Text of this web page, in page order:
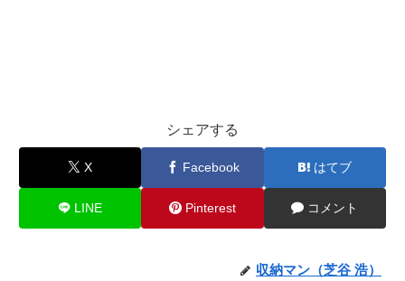
シェアする
X Facebook はてブ
LINE Pinterest コメント
収納マン（芝谷 浩）